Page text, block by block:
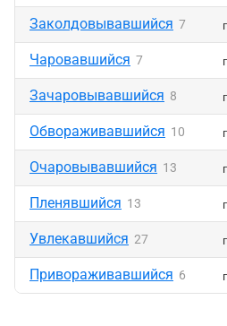
Заколдовывавшийся 7
Чаровавшийся 7
Зачаровывавшийся 8
Обвораживавшийся 10
Очаровывавшийся 13
Пленявшийся 13
Увлекавшийся 27
Привораживавшийся 6